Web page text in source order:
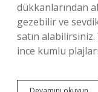
dükkanlarından
gezebilir ve
satın alabilirsiniz.
ince kumlu